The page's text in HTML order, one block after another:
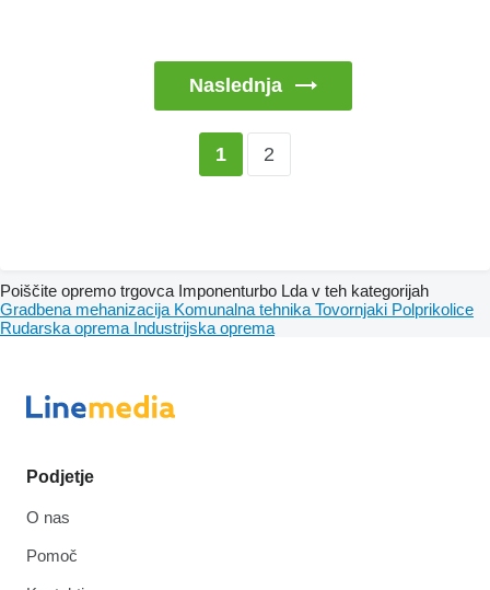
Naslednja
1 2
Poiščite opremo trgovca Imponenturbo Lda v teh kategorijah
Gradbena mehanizacija Komunalna tehnika Tovornjaki Polprikolice
Rudarska oprema Industrijska oprema
Podjetje
O nas
Pomoč